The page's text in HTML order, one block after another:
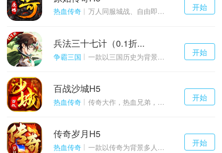
游戏
开始
热血传奇 万人同服城战、自由即时PK的1.85经典玩法
千百度h5
游戏
开始
兵法三十七计（0.1折...
争霸三国 一款以三国历史为背景的卡牌策略游戏
千百度h5
游戏
开始
百战沙城H5
热血传奇 传奇大作，热血兄弟，血战沙城！
千百度h5
游戏
开始
传奇岁月H5
热血传奇 一款以传奇为背景多人在线的ARPG大作